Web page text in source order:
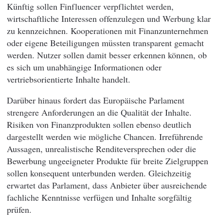
Künftig sollen Finfluencer verpflichtet werden,
wirtschaftliche Interessen offenzulegen und Werbung klar
zu kennzeichnen. Kooperationen mit Finanzunternehmen
oder eigene Beteiligungen müssten transparent gemacht
werden. Nutzer sollen damit besser erkennen können, ob
es sich um unabhängige Informationen oder
vertriebsorientierte Inhalte handelt.
Darüber hinaus fordert das Europäische Parlament
strengere Anforderungen an die Qualität der Inhalte.
Risiken von Finanzprodukten sollen ebenso deutlich
dargestellt werden wie mögliche Chancen. Irreführende
Aussagen, unrealistische Renditeversprechen oder die
Bewerbung ungeeigneter Produkte für breite Zielgruppen
sollen konsequent unterbunden werden. Gleichzeitig
erwartet das Parlament, dass Anbieter über ausreichende
fachliche Kenntnisse verfügen und Inhalte sorgfältig
prüfen.